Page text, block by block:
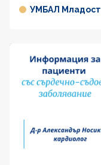
УМБАЛ Младост